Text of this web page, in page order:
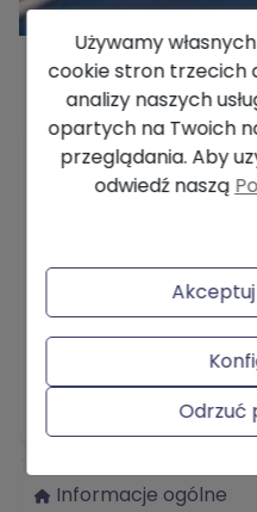
Opis
Oferujemy Państwu tę
w jednej z
działce o powierzchni
przestronności i
Odległość od
metrów, a do
pięknej piaszczystej
km do plaż Las Marinas.
Jest również bardzo
Pokaż
Informacje ogólne
Używamy
cookie stron trzecich
analizy naszych
opartych na Twoich
przeglądania. Aby
odwiedź naszą
Odrzuć